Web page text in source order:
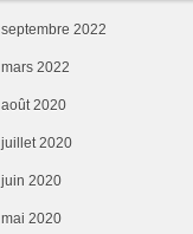
septembre 2022
mars 2022
août 2020
juillet 2020
juin 2020
mai 2020